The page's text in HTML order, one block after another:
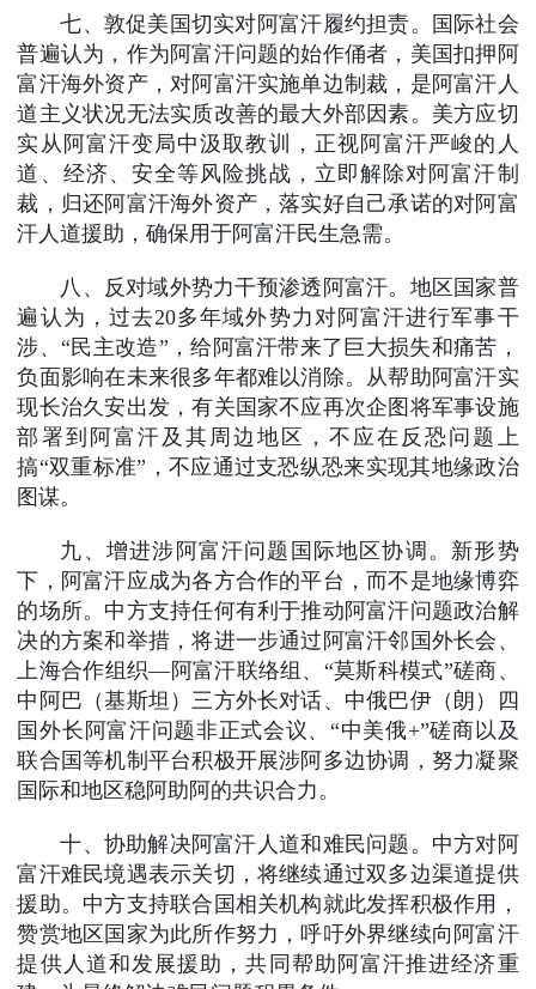
七、敦促美国切实对阿富汗履约担责。国际社会
普遍认为，作为阿富汗问题的始作俑者，美国扣押阿
富汗海外资产，对阿富汗实施单边制裁，是阿富汗人
道主义状况无法实质改善的最大外部因素。美方应切
实从阿富汗变局中汲取教训，正视阿富汗严峻的人
道、经济、安全等风险挑战，立即解除对阿富汗制
裁，归还阿富汗海外资产，落实好自己承诺的对阿富
汗人道援助，确保用于阿富汗民生急需。
八、反对域外势力干预渗透阿富汗。地区国家普
遍认为，过去20多年域外势力对阿富汗进行军事干
涉、“民主改造”，给阿富汗带来了巨大损失和痛苦，
负面影响在未来很多年都难以消除。从帮助阿富汗实
现长治久安出发，有关国家不应再次企图将军事设施
部署到阿富汗及其周边地区，不应在反恐问题上
搞“双重标准”，不应通过支恐纵恐来实现其地缘政治
图谋。
九、增进涉阿富汗问题国际地区协调。新形势
下，阿富汗应成为各方合作的平台，而不是地缘博弈
的场所。中方支持任何有利于推动阿富汗问题政治解
决的方案和举措，将进一步通过阿富汗邻国外长会、
上海合作组织—阿富汗联络组、“莫斯科模式”磋商、
中阿巴（基斯坦）三方外长对话、中俄巴伊（朗）四
国外长阿富汗问题非正式会议、“中美俄+”磋商以及
联合国等机制平台积极开展涉阿多边协调，努力凝聚
国际和地区稳阿助阿的共识合力。
十、协助解决阿富汗人道和难民问题。中方对阿
富汗难民境遇表示关切，将继续通过双多边渠道提供
援助。中方支持联合国相关机构就此发挥积极作用，
赞赏地区国家为此所作努力，呼吁外界继续向阿富汗
提供人道和发展援助，共同帮助阿富汗推进经济重